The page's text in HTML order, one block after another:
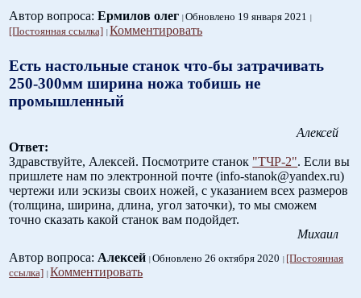
Автор вопроса:Ермилов олег Обновлено 19 января 2021
[Постоянная ссылка] Комментировать
Есть настольные станок что-бы затрачивать
250-300мм ширина ножа тобишь не
промышленный
Алексей
Ответ:
Здравствуйте, Алексей. Посмотрите станок "ТЧР-2". Если вы
пришлете нам по электронной почте (info-stanok@yandex.ru)
чертежи или эскизы своих ножей, с указанием всех размеров
(толщина, ширина, длина, угол заточки), то мы сможем
точно сказать какой станок вам подойдет.
Михаил
Автор вопроса: Алексей Обновлено 26 октября 2020
[Постоянная
ссылка] Комментировать